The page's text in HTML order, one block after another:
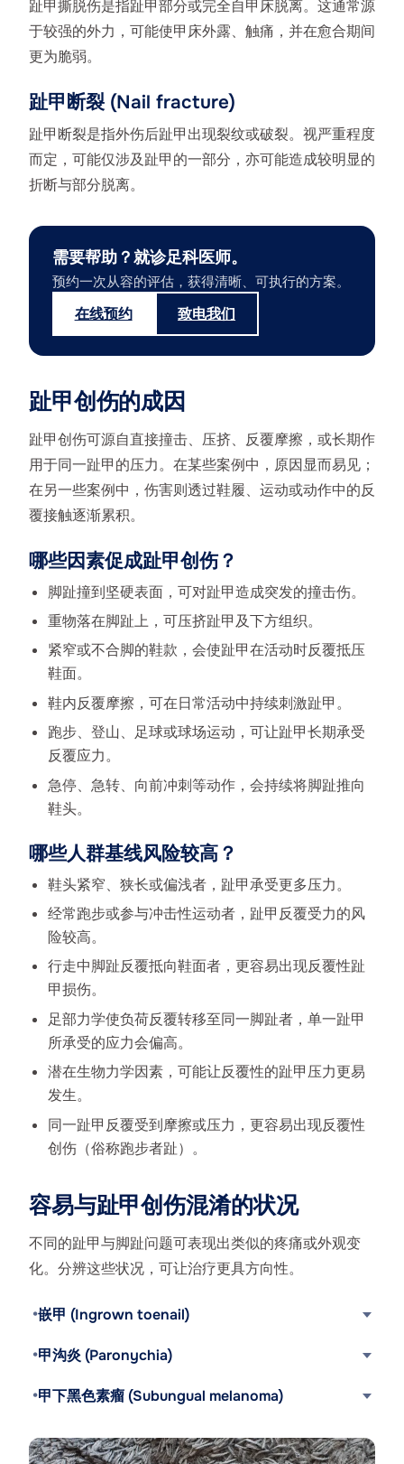
趾甲撕脱伤是指趾甲部分或完全自甲床脱离。这通常源
于较强的外力，可能使甲床外露、触痛，并在愈合期间
更为脆弱。
趾甲断裂 (Nail fracture)
趾甲断裂是指外伤后趾甲出现裂纹或破裂。视严重程度
而定，可能仅涉及趾甲的一部分，亦可能造成较明显的
折断与部分脱离。
需要帮助？就诊足科医师。
预约一次从容的评估，获得清晰、可执行的方案。
在线预约 致电我们
趾甲创伤的成因
趾甲创伤可源自直接撞击、压挤、反覆摩擦，或长期作
用于同一趾甲的压力。在某些案例中，原因显而易见；
在另一些案例中，伤害则透过鞋履、运动或动作中的反
覆接触逐渐累积。
哪些因素促成趾甲创伤？
脚趾撞到坚硬表面，可对趾甲造成突发的撞击伤。
重物落在脚趾上，可压挤趾甲及下方组织。
紧窄或不合脚的鞋款，会使趾甲在活动时反覆抵压
鞋面。
鞋内反覆摩擦，可在日常活动中持续刺激趾甲。
跑步、登山、足球或球场运动，可让趾甲长期承受
反覆应力。
急停、急转、向前冲刺等动作，会持续将脚趾推向
鞋头。
哪些人群基线风险较高？
鞋头紧窄、狭长或偏浅者，趾甲承受更多压力。
经常跑步或参与冲击性运动者，趾甲反覆受力的风
险较高。
行走中脚趾反覆抵向鞋面者，更容易出现反覆性趾
甲损伤。
足部力学使负荷反覆转移至同一脚趾者，单一趾甲
所承受的应力会偏高。
潜在生物力学因素，可能让反覆性的趾甲压力更易
发生。
同一趾甲反覆受到摩擦或压力，更容易出现反覆性
创伤（俗称跑步者趾）。
容易与趾甲创伤混淆的状况
不同的趾甲与脚趾问题可表现出类似的疼痛或外观变
化。分辨这些状况，可让治疗更具方向性。
嵌甲 (Ingrown toenail)
甲沟炎 (Paronychia)
甲下黑色素瘤 (Subungual melanoma)